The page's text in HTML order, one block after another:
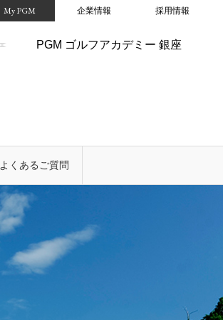
PGM ゴルフアカデミー 銀座
My PGM 企業情報 採用情報
よくあるご質問